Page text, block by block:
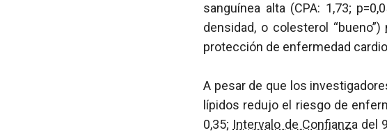
sanguínea alta (CPA: 1,73;
densidad, o colesterol “bueno”)
protección de enfermedad
A pesar de que los
lípidos redujo el riesgo de
0,35; Intervalo de Confianza del